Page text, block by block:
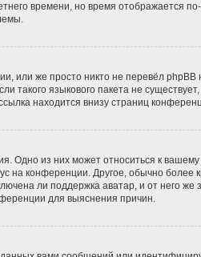
времени, но время отображается
или же просто никто не перевёл
такого языкового пакета не
находится внизу страниц
Одно из них может относиться к
на конференции. Другое, обычно более
ли поддержка аватар, и от него
для выяснения причин.